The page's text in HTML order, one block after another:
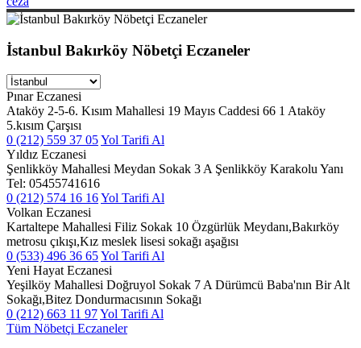
İstanbul Bakırköy Nöbetçi Eczaneler
Pınar Eczanesi
Ataköy 2-5-6. Kısım Mahallesi 19 Mayıs Caddesi 66 1 Ataköy
5.kısım Çarşısı
0 (212) 559 37 05Yol Tarifi Al
Yıldız Eczanesi
Şenlikköy Mahallesi Meydan Sokak 3 A Şenlikköy Karakolu Yanı
Tel: 05455741616
0 (212) 574 16 16Yol Tarifi Al
Volkan Eczanesi
Kartaltepe Mahallesi Filiz Sokak 10 Özgürlük Meydanı,Bakırköy
metrosu çıkışı,Kız meslek lisesi sokağı aşağısı
0 (533) 496 36 65Yol Tarifi Al
Yeni Hayat Eczanesi
Yeşilköy Mahallesi Doğruyol Sokak 7 A Dürümcü Baba'nın Bir Alt
Sokağı,Bitez Dondurmacısının Sokağı
0 (212) 663 11 97Yol Tarifi Al
Tüm Nöbetçi Eczaneler